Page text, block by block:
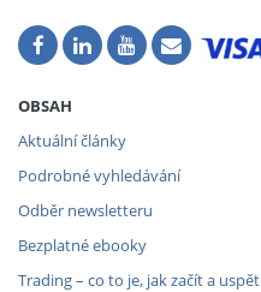
OBSAH
Aktuální články
Podrobné vyhledávání
Odběr newsletteru
Bezplatné ebooky
Trading – co to je, jak začít a uspět